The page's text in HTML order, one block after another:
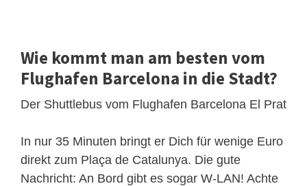
Wie kommt man am besten vom
Flughafen Barcelona in die Stadt?
Der Shuttlebus vom Flughafen Barcelona El Prat
In nur 35 Minuten bringt er Dich für wenige Euro
direkt zum Plaça de Catalunya. Die gute
Nachricht: An Bord gibt es sogar W-LAN! Achte